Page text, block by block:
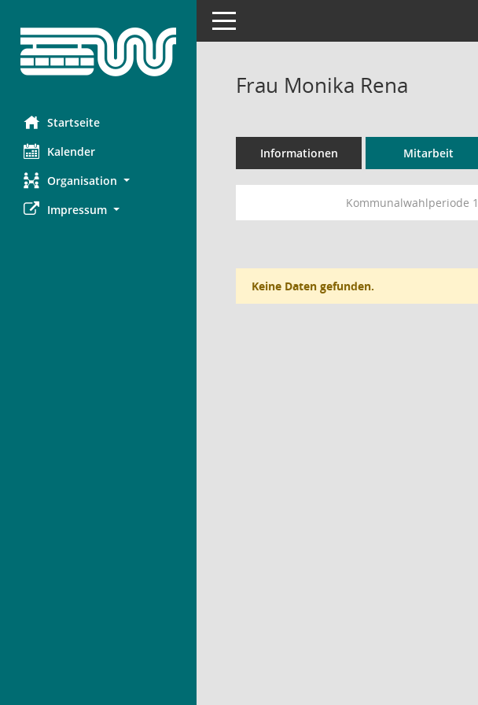
Startseite
Kalender
Organisation
Impressum
Toggle navigation
Frau Monika Rena
Informationen Mitarbeit
Kommunalwahlperiode
Keine Daten gefunden.